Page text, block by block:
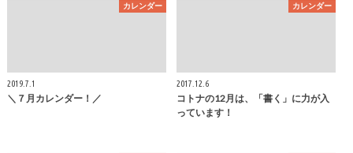
カレンダー
2019.7.1
＼７月カレンダー！／
カレンダー
2017.12.6
コトナの12月は、「書く」に力が入
っています！